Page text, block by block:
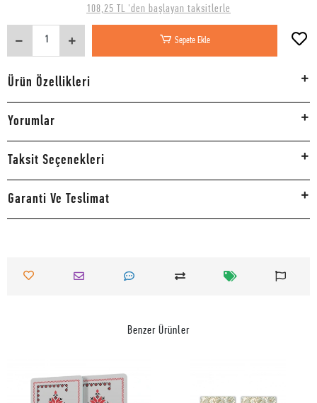
108,25 TL 'den başlayan taksitlerle
Sepete Ekle
Ürün Özellikleri
Yorumlar
Taksit Seçenekleri
Garanti Ve Teslimat
Benzer Ürünler